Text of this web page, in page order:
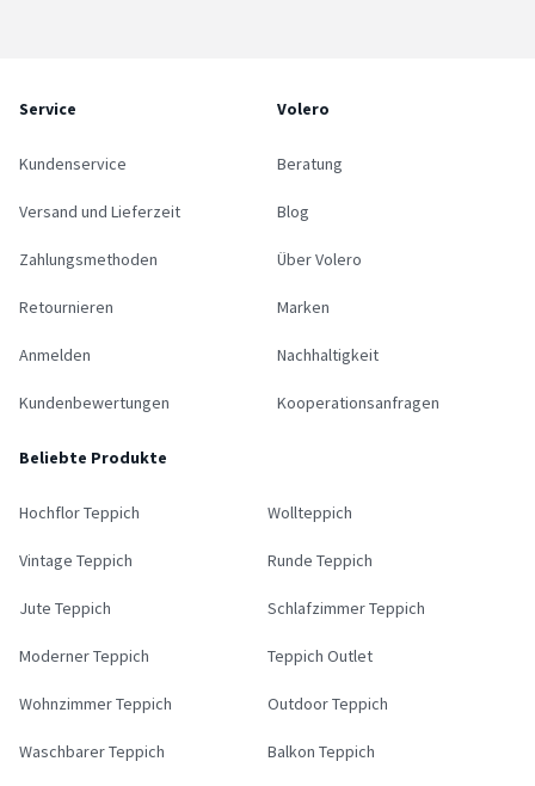
Service
Kundenservice
Versand und Lieferzeit
Zahlungsmethoden
Retournieren
Anmelden
Kundenbewertungen
Volero
Beratung
Blog
Über Volero
Marken
Nachhaltigkeit
Kooperationsanfragen
Beliebte Produkte
Hochflor Teppich Wollteppich
Vintage Teppich Runde Teppich
Jute Teppich Schlafzimmer Teppich
Moderner Teppich Teppich Outlet
Wohnzimmer Teppich Outdoor Teppich
Waschbarer Teppich Balkon Teppich